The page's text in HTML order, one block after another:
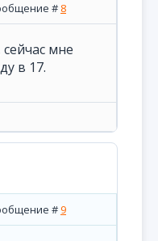
# 8
сейчас мне
в 17.
#9